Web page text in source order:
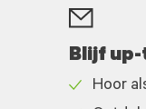
Blijf
Hoor